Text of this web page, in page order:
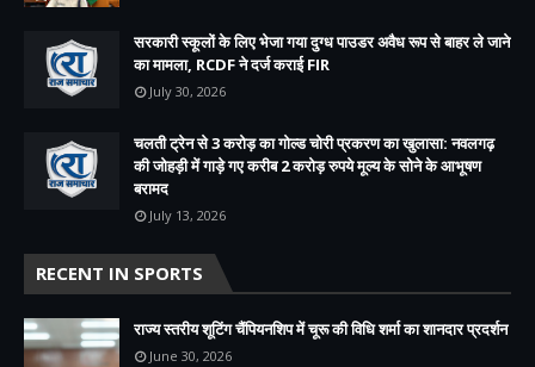
सरकारी स्कूलों के लिए भेजा गया दुग्ध पाउडर अवैध रूप से बाहर ले जाने
का मामला, RCDF ने दर्ज कराई FIR
July 30, 2026
चलती ट्रेन से 3 करोड़ का गोल्ड चोरी प्रकरण का खुलासा: नवलगढ़
की जोहड़ी में गाड़े गए करीब 2 करोड़ रुपये मूल्य के सोने के आभूषण
बरामद
July 13, 2026
RECENT IN SPORTS
राज्य स्तरीय शूटिंग चैंपियनशिप में चूरू की विधि शर्मा का शानदार प्रदर्शन
June 30, 2026